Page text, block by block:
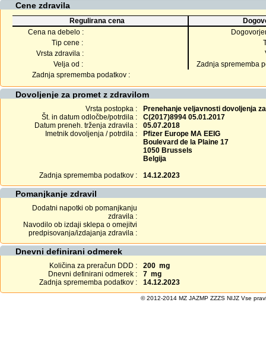
Cene zdravila
Regulirana cena
Cena na debelo :
Tip cene :
Vrsta zdravila :
Velja od :
Zadnja sprememba
Zadnja sprememba podatkov :
Dovoljenje za promet z zdravilom
Vrsta postopka :
Prenehanje veljavnosti dovoljenja
Št. in datum odločbe/potrdila :
C(2017)8994 05.01.2017
Datum preneh. trženja zdravila :
05.07.2018
Imetnik dovoljenja / potrdila :
Pfizer Europe MA EEIG
Boulevard de la Plaine 17
1050 Brussels
Belgija
Zadnja sprememba podatkov :
14.12.2023
Pomanjkanje zdravil
Dodatni napotki ob pomanjkanju
zdravila :
Navodilo ob izdaji sklepa o omejitvi
predpisovanja/izdajanja zdravila :
Dnevni definirani odmerek
Količina za preračun DDD :
200 mg
Dnevni definirani odmerek :
7 mg
Zadnja sprememba podatkov :
14.12.2023
© 2012-2014 MZ JAZMP ZZZS NIJZ Vse